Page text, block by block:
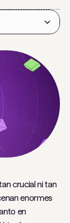
crucial ni tan
enormes
en